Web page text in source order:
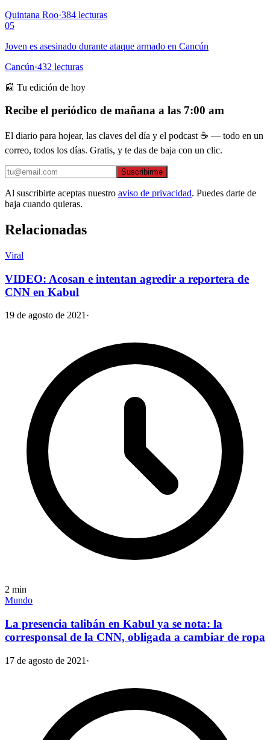
Quintana Roo·384 lecturas
05
Joven es asesinado durante ataque armado en Cancún
Cancún·432 lecturas
📰 Tu edición de hoy
Recibe el periódico de mañana a las 7:00 am
El diario para hojear, las claves del día y el podcast ☕ — todo en un
correo, todos los días. Gratis, y te das de baja con un clic.
Suscribirme
Al suscribirte aceptas nuestro aviso de privacidad. Puedes darte de
baja cuando quieras.
Relacionadas
Viral
VIDEO: Acosan e intentan agredir a reportera de
CNN en Kabul
19 de agosto de 2021 ·
2 min
Mundo
La presencia talibán en Kabul ya se nota: la
corresponsal de la CNN, obligada a cambiar de ropa
17 de agosto de 2021 ·